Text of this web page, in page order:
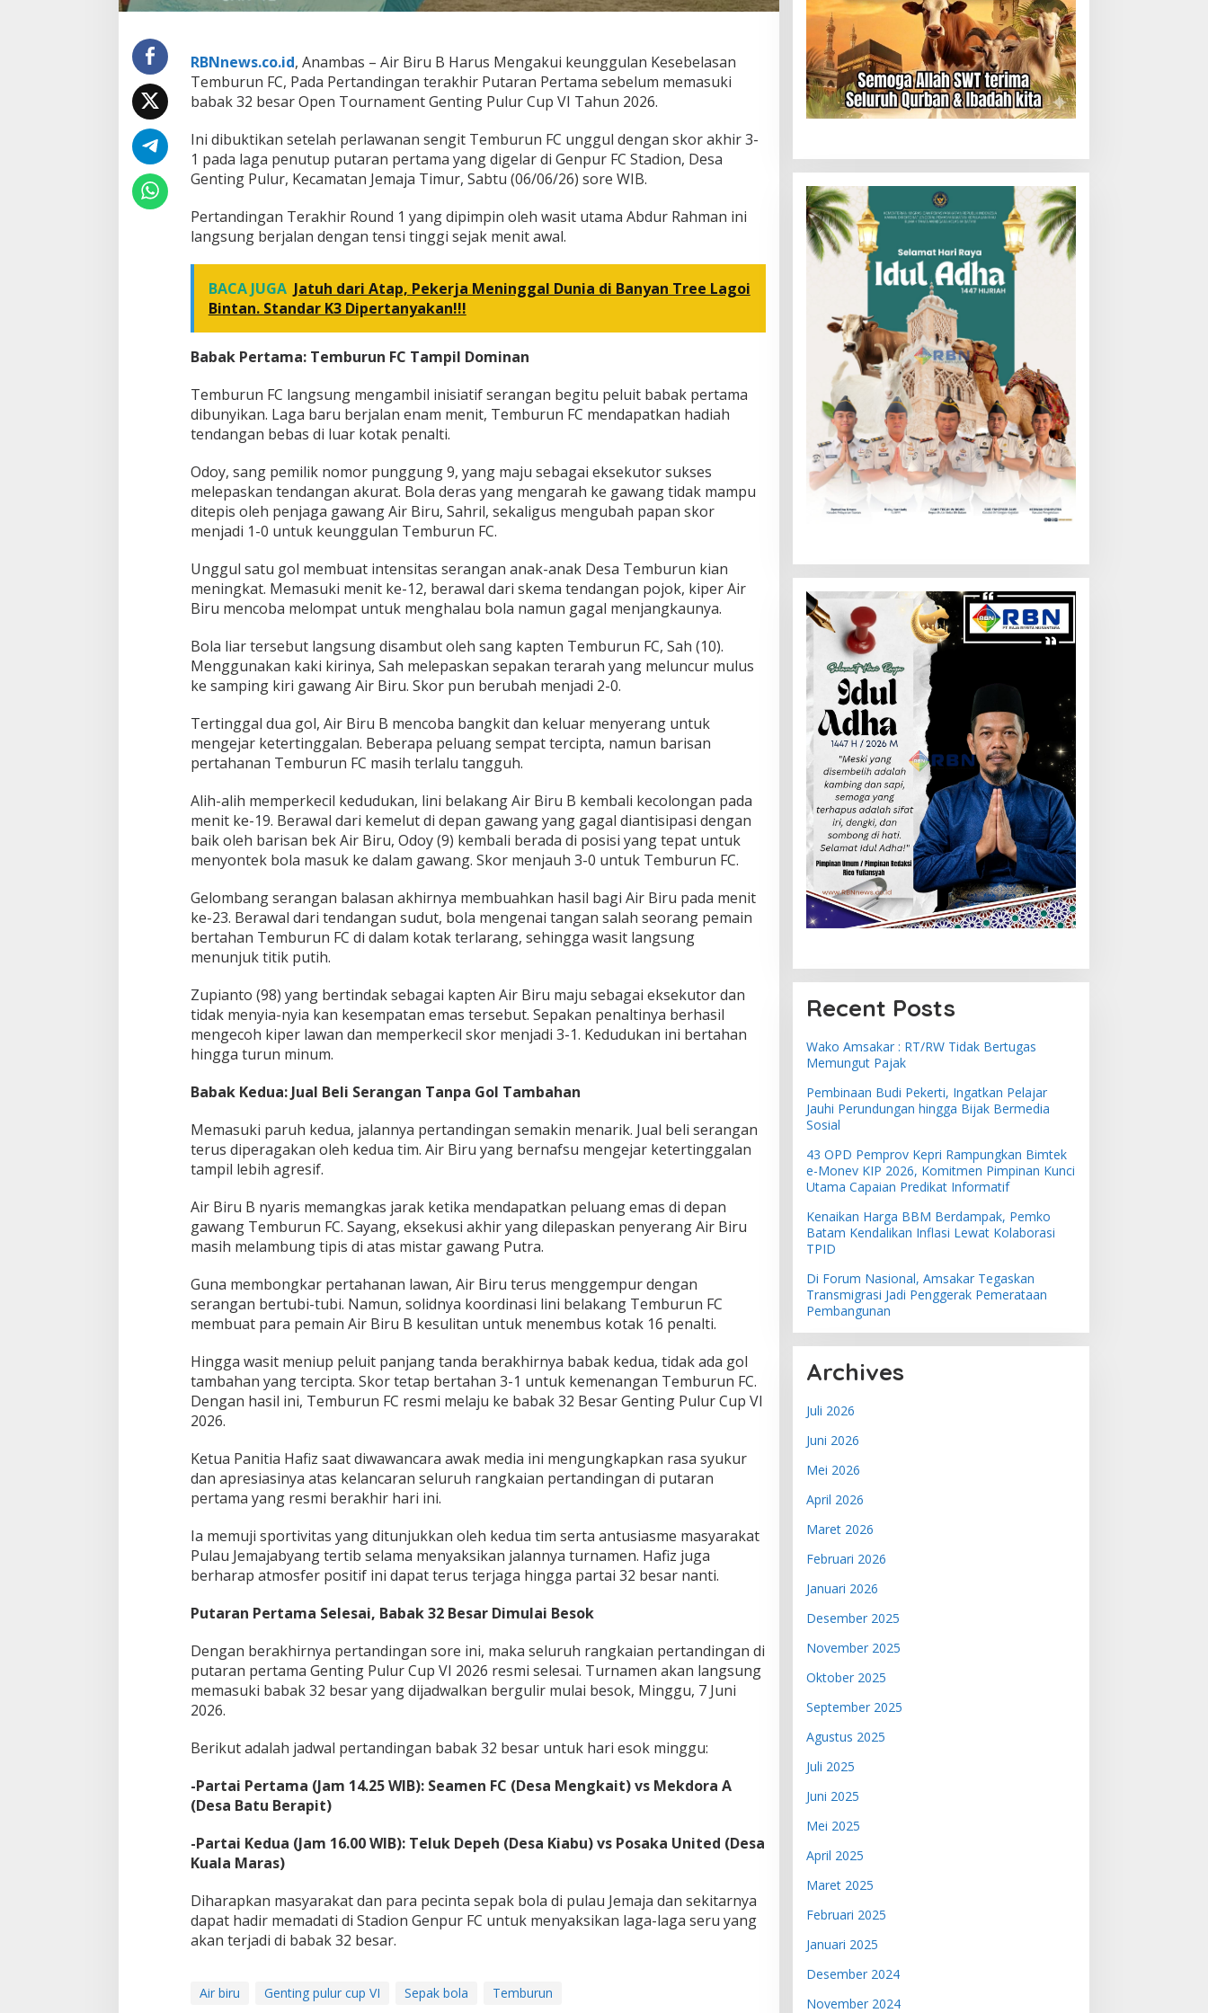
m
b
u
u
n
F
C
m
n
k
n
T
e
U
s
a
i
e
k
k
A
B
i
r
B
RBNnews.co.id, Anambas – Air Biru B Harus Mengakui keunggulan Kesebelasan
Temburun FC, Pada Pertandingan terakhir Putaran Pertama sebelum memasuki
babak 32 besar Open Tournament Genting Pulur Cup VI Tahun 2026.
Ini dibuktikan setelah perlawanan sengit Temburun FC unggul dengan skor akhir 3-
1 pada laga penutup putaran pertama yang digelar di Genpur FC Stadion, Desa
Genting Pulur, Kecamatan Jemaja Timur, Sabtu (06/06/26) sore WIB.
​Pertandingan Terakhir Round 1 yang dipimpin oleh wasit utama Abdur Rahman ini
langsung berjalan dengan tensi tinggi sejak menit awal.
BACA JUGA Jatuh dari Atap, Pekerja Meninggal Dunia di Banyan Tree Lagoi
Bintan. Standar K3 Dipertanyakan!!!
Babak Pertama: Temburun FC Tampil Dominan
​Temburun FC langsung mengambil inisiatif serangan begitu peluit babak pertama
dibunyikan. Laga baru berjalan enam menit, Temburun FC mendapatkan hadiah
tendangan bebas di luar kotak penalti.
​Odoy, sang pemilik nomor punggung 9, yang maju sebagai eksekutor sukses
melepaskan tendangan akurat. Bola deras yang mengarah ke gawang tidak mampu
ditepis oleh penjaga gawang Air Biru, Sahril, sekaligus mengubah papan skor
menjadi 1-0 untuk keunggulan Temburun FC.
​Unggul satu gol membuat intensitas serangan anak-anak Desa Temburun kian
meningkat. Memasuki menit ke-12, berawal dari skema tendangan pojok, kiper Air
Biru mencoba melompat untuk menghalau bola namun gagal menjangkaunya.
​Bola liar tersebut langsung disambut oleh sang kapten Temburun FC, Sah (10).
Menggunakan kaki kirinya, Sah melepaskan sepakan terarah yang meluncur mulus
ke samping kiri gawang Air Biru. Skor pun berubah menjadi 2-0.
​Tertinggal dua gol, Air Biru B mencoba bangkit dan keluar menyerang untuk
mengejar ketertinggalan. Beberapa peluang sempat tercipta, namun barisan
pertahanan Temburun FC masih terlalu tangguh.
​Alih-alih memperkecil kedudukan, lini belakang Air Biru B kembali kecolongan pada
menit ke-19. Berawal dari kemelut di depan gawang yang gagal diantisipasi dengan
baik oleh barisan bek Air Biru, Odoy (9) kembali berada di posisi yang tepat untuk
menyontek bola masuk ke dalam gawang. Skor menjauh 3-0 untuk Temburun FC.
​Gelombang serangan balasan akhirnya membuahkan hasil bagi Air Biru pada menit
ke-23. Berawal dari tendangan sudut, bola mengenai tangan salah seorang pemain
bertahan Temburun FC di dalam kotak terlarang, sehingga wasit langsung
menunjuk titik putih.
​Zupianto (98) yang bertindak sebagai kapten Air Biru maju sebagai eksekutor dan
tidak menyia-nyia kan kesempatan emas tersebut. Sepakan penaltinya berhasil
mengecoh kiper lawan dan memperkecil skor menjadi 3-1. Kedudukan ini bertahan
hingga turun minum.
Babak Kedua: Jual Beli Serangan Tanpa Gol Tambahan
​Memasuki paruh kedua, jalannya pertandingan semakin menarik. Jual beli serangan
terus diperagakan oleh kedua tim. Air Biru yang bernafsu mengejar ketertinggalan
tampil lebih agresif.
​Air Biru B nyaris memangkas jarak ketika mendapatkan peluang emas di depan
gawang Temburun FC. Sayang, eksekusi akhir yang dilepaskan penyerang Air Biru
masih melambung tipis di atas mistar gawang Putra.
​Guna membongkar pertahanan lawan, Air Biru terus menggempur dengan
serangan bertubi-tubi. Namun, solidnya koordinasi lini belakang Temburun FC
membuat para pemain Air Biru B kesulitan untuk menembus kotak 16 penalti.
​Hingga wasit meniup peluit panjang tanda berakhirnya babak kedua, tidak ada gol
tambahan yang tercipta. Skor tetap bertahan 3-1 untuk kemenangan Temburun FC.
Dengan hasil ini, Temburun FC resmi melaju ke babak 32 Besar Genting Pulur Cup VI
2026.
​Ketua Panitia Hafiz saat diwawancara awak media ini mengungkapkan rasa syukur
dan apresiasinya atas kelancaran seluruh rangkaian pertandingan di putaran
pertama yang resmi berakhir hari ini.
Ia memuji sportivitas yang ditunjukkan oleh kedua tim serta antusiasme masyarakat
Pulau Jemajabyang tertib selama menyaksikan jalannya turnamen. Hafiz juga
berharap atmosfer positif ini dapat terus terjaga hingga partai 32 besar nanti.
Putaran Pertama Selesai, Babak 32 Besar Dimulai Besok
​Dengan berakhirnya pertandingan sore ini, maka seluruh rangkaian pertandingan di
putaran pertama Genting Pulur Cup VI 2026 resmi selesai. Turnamen akan langsung
memasuki babak 32 besar yang dijadwalkan bergulir mulai besok, Minggu, 7 Juni
2026.
​Berikut adalah jadwal pertandingan babak 32 besar untuk hari esok minggu:
-Partai Pertama (Jam 14.25 WIB): Seamen FC (Desa Mengkait) vs Mekdora A
(Desa Batu Berapit)
​-Partai Kedua (Jam 16.00 WIB): Teluk Depeh (Desa Kiabu) vs Posaka United (Desa
Kuala Maras)
​Diharapkan masyarakat dan para pecinta sepak bola di pulau Jemaja dan sekitarnya
dapat hadir memadati di Stadion Genpur FC untuk menyaksikan laga-laga seru yang
akan terjadi di babak 32 besar.
Air biru Genting pulur cup VI Sepak bola Temburun
Recent Posts
Wako Amsakar : RT/RW Tidak Bertugas
Memungut Pajak
Pembinaan Budi Pekerti, Ingatkan Pelajar
Jauhi Perundungan hingga Bijak Bermedia
Sosial
43 OPD Pemprov Kepri Rampungkan Bimtek
e-Monev KIP 2026, Komitmen Pimpinan Kunci
Utama Capaian Predikat Informatif
Kenaikan Harga BBM Berdampak, Pemko
Batam Kendalikan Inflasi Lewat Kolaborasi
TPID
Di Forum Nasional, Amsakar Tegaskan
Transmigrasi Jadi Penggerak Pemerataan
Pembangunan
Archives
Juli 2026
Juni 2026
Mei 2026
April 2026
Maret 2026
Februari 2026
Januari 2026
Desember 2025
November 2025
Oktober 2025
September 2025
Agustus 2025
Juli 2025
Juni 2025
Mei 2025
April 2025
Maret 2025
Februari 2025
Januari 2025
Desember 2024
November 2024